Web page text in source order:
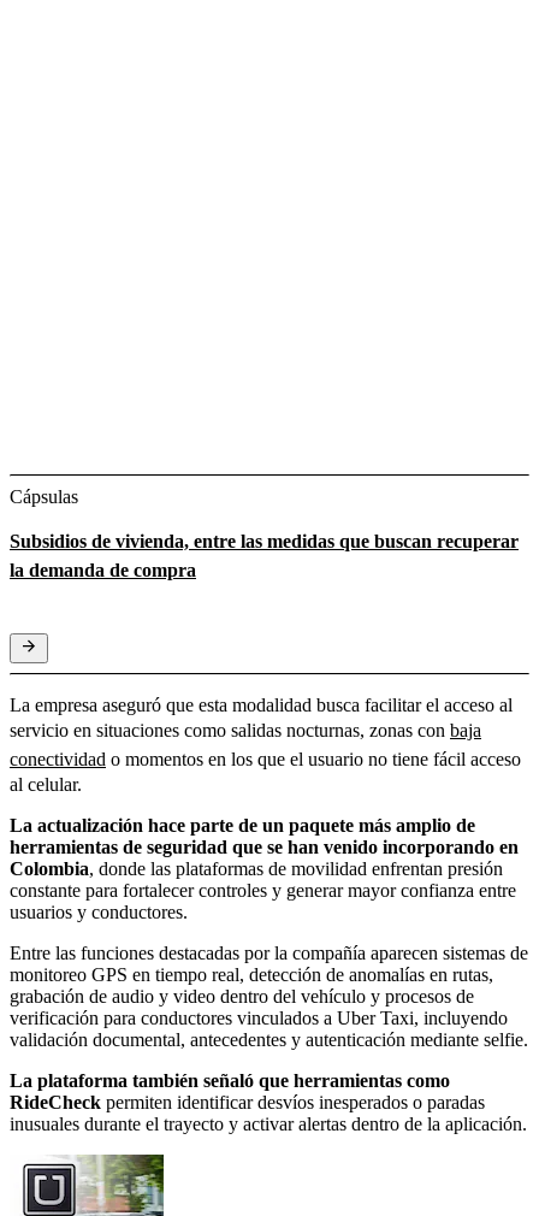
Cápsulas
Subsidios de vivienda, entre las medidas que buscan recuperar
la demanda de compra
La empresa aseguró que esta modalidad busca facilitar el acceso al
servicio en situaciones como salidas nocturnas, zonas con baja
conectividad o momentos en los que el usuario no tiene fácil acceso
al celular.
La actualización hace parte de un paquete más amplio de
herramientas de seguridad que se han venido incorporando en
Colombia, donde las plataformas de movilidad enfrentan presión
constante para fortalecer controles y generar mayor confianza entre
usuarios y conductores.
Entre las funciones destacadas por la compañía aparecen sistemas de
monitoreo GPS en tiempo real, detección de anomalías en rutas,
grabación de audio y video dentro del vehículo y procesos de
verificación para conductores vinculados a Uber Taxi, incluyendo
validación documental, antecedentes y autenticación mediante selfie.
La plataforma también señaló que herramientas como
RideCheck permiten identificar desvíos inesperados o paradas
inusuales durante el trayecto y activar alertas dentro de la aplicación.